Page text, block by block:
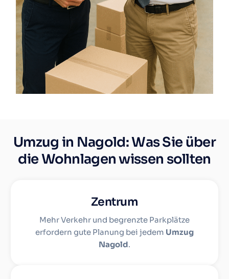
Umzug in Nagold: Was Sie über
die Wohnlagen wissen sollten
Zentrum
Mehr Verkehr und begrenzte Parkplätze
erfordern gute Planung bei jedem Umzug
Nagold.